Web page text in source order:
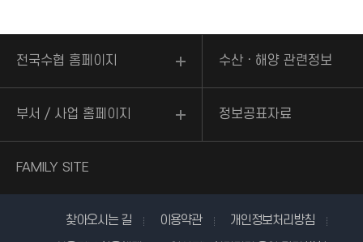
전국수협 홈페이지 수산ㆍ해양 관련정보
부서 / 사업 홈페이지 정보공표자료
FAMILY SITE
찾아오시는 길 이용약관
개인정보처리방침